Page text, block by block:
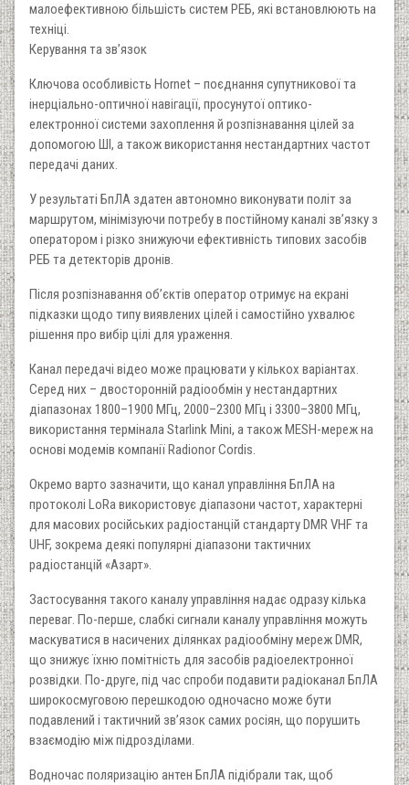
малоефективною більшість систем РЕБ, які встановлюють на
техніці.
Керування та зв’язок
Ключова особливість Hornet – поєднання супутникової та
інерціально-оптичної навігації, просунутої оптико-
електронної системи захоплення й розпізнавання цілей за
допомогою ШІ, а також використання нестандартних частот
передачі даних.
У результаті БпЛА здатен автономно виконувати політ за
маршрутом, мінімізуючи потребу в постійному каналі зв’язку з
оператором і різко знижуючи ефективність типових засобів
РЕБ та детекторів дронів.
Після розпізнавання об’єктів оператор отримує на екрані
підказки щодо типу виявлених цілей і самостійно ухвалює
рішення про вибір цілі для ураження.
Канал передачі відео може працювати у кількох варіантах.
Серед них – двосторонній радіообмін у нестандартних
діапазонах 1800–1900 МГц, 2000–2300 МГц і 3300–3800 МГц,
використання термінала Starlink Mini, а також MESH-мереж на
основі модемів компанії Radionor Cordis.
Окремо варто зазначити, що канал управління БпЛА на
протоколі LoRa використовує діапазони частот, характерні
для масових російських радіостанцій стандарту DMR VHF та
UHF, зокрема деякі популярні діапазони тактичних
радіостанцій «Азарт».
Застосування такого каналу управління надає одразу кілька
переваг. По-перше, слабкі сигнали каналу управління можуть
маскуватися в насичених ділянках радіообміну мереж DMR,
що знижує їхню помітність для засобів радіоелектронної
розвідки. По-друге, під час спроби подавити радіоканал БпЛА
широкосмуговою перешкодою одночасно може бути
подавлений і тактичний зв’язок самих росіян, що порушить
взаємодію між підрозділами.
Водночас поляризацію антен БпЛА підібрали так, щоб